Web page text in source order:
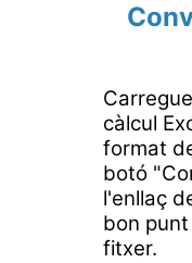
càlcul
format
botó
l'enllaç
bon
fitxer.